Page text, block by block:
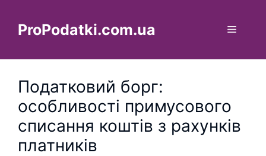
вмістуProPodatki.com.ua Меню
Податковий борг:
особливості примусового
списання коштів з рахунків
платників